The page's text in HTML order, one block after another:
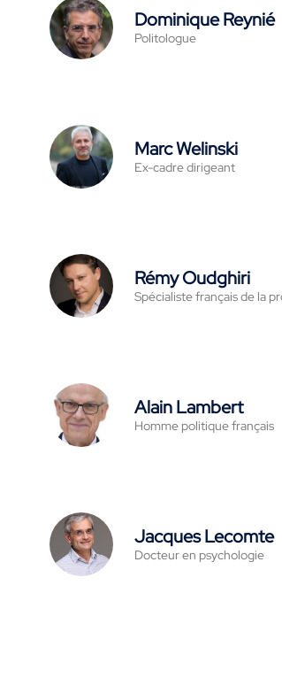
Dominique Reynié
Politologue
Marc Welinski
Ex-cadre dirigeant
Rémy Oudghiri
Spécialiste français de la
Alain Lambert
Homme politique français
Jacques Lecomte
Docteur en psychologie